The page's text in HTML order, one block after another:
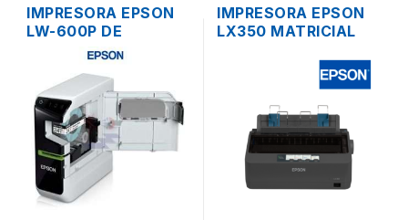
IMPRESORA EPSON
LW-600P DE
ETIQUETAS
IMPRESORA EPSON
LX350 MATRICIAL